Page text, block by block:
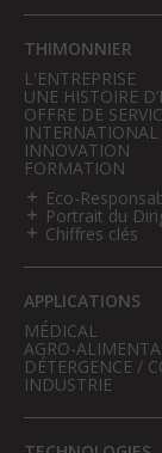
THIMONNIER
L'ENTREPRISE
UNE HISTOIRE
OFFRE DE
INTERNATIONAL
INNOVATION
FORMATION
Eco-
Portrait du
Chiffres clés
APPLICATIONS
MÉDICAL
AGRO-
DÉTERGENCE /
INDUSTRIE